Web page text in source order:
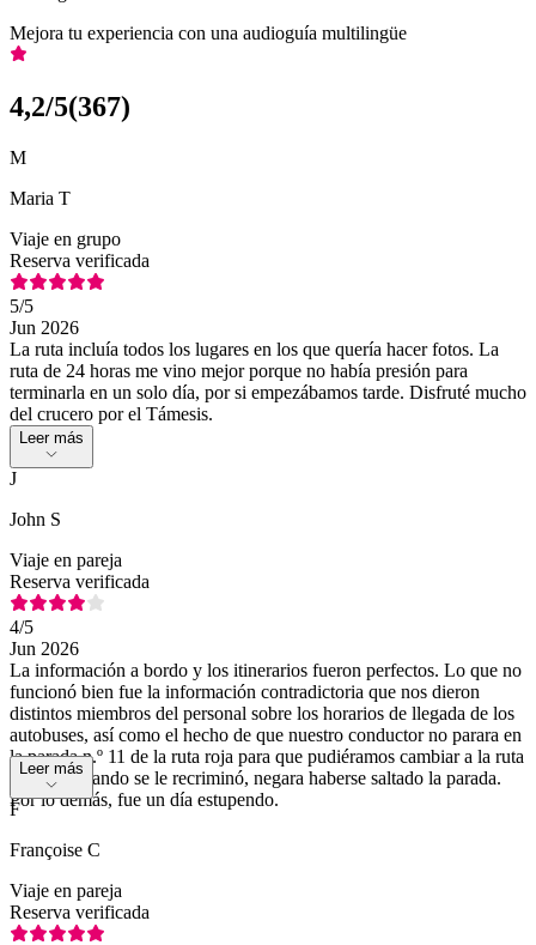
Mejora tu experiencia con una audioguía multilingüe
4,2/5(367)
M
Maria T
Viaje en grupo
Reserva verificada
5/5
Jun 2026
La ruta incluía todos los lugares en los que quería hacer fotos. La
ruta de 24 horas me vino mejor porque no había presión para
terminarla en un solo día, por si empezábamos tarde. Disfruté mucho
del crucero por el Támesis.
Leer más
J
John S
Viaje en pareja
Reserva verificada
4/5
Jun 2026
La información a bordo y los itinerarios fueron perfectos. Lo que no
funcionó bien fue la información contradictoria que nos dieron
distintos miembros del personal sobre los horarios de llegada de los
autobuses, así como el hecho de que nuestro conductor no parara en
la parada n.º 11 de la ruta roja para que pudiéramos cambiar a la ruta
verde y, cuando se le recriminó, negara haberse saltado la parada.
Por lo demás, fue un día estupendo.
Leer más
F
Françoise C
Viaje en pareja
Reserva verificada